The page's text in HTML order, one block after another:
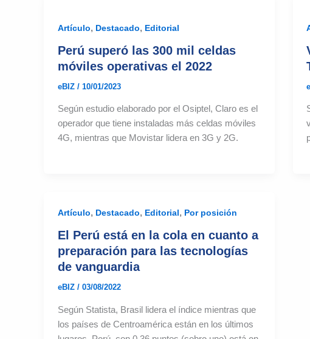
Artículo, Destacado, Editorial
Perú superó las 300 mil celdas
móviles operativas el 2022
eBIZ / 10/01/2023
Según estudio elaborado por el Osiptel, Claro es el
operador que tiene instaladas más celdas móviles
4G, mientras que Movistar lidera en 3G y 2G.
Artículo, Destacado, Editorial, Por posición
El Perú está en la cola en cuanto a
preparación para las tecnologías
de vanguardia
eBIZ / 03/08/2022
Según Statista, Brasil lidera el índice mientras que
los países de Centroamérica están en los últimos